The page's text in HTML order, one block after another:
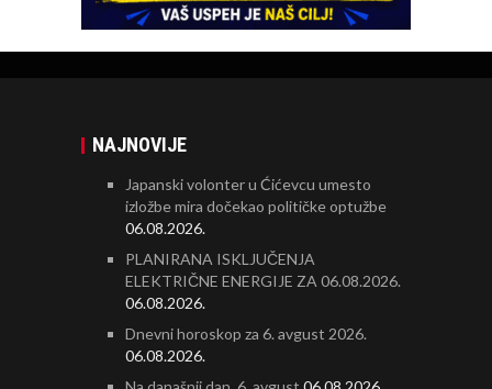
NAJNOVIJE
Japanski volonter u Ćićevcu umesto
izložbe mira dočekao političke optužbe
06.08.2026.
PLANIRANA ISKLJUČENJA
ELEKTRIČNE ENERGIJE ZA 06.08.2026.
06.08.2026.
Dnevni horoskop za 6. avgust 2026.
06.08.2026.